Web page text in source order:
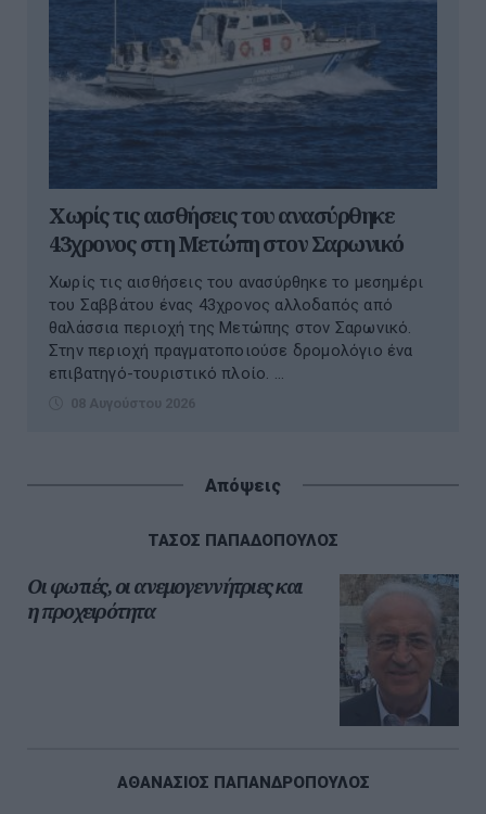
Χωρίς τις αισθήσεις του ανασύρθηκε
43χρονος στη Μετώπη στον Σαρωνικό
Χωρίς τις αισθήσεις του ανασύρθηκε το μεσημέρι
του Σαββάτου ένας 43χρονος αλλοδαπός από
θαλάσσια περιοχή της Μετώπης στον Σαρωνικό.
Στην περιοχή πραγματοποιούσε δρομολόγιο ένα
επιβατηγό-τουριστικό πλοίο. ...
Απόψεις
ΤΑΣΟΣ ΠΑΠΑΔΟΠΟΥΛΟΣ
Οι φωτιές, οι ανεμογεννήτριες και
η προχειρότητα
ΑΘΑΝΑΣΙΟΣ ΠΑΠΑΝΔΡΟΠΟΥΛΟΣ